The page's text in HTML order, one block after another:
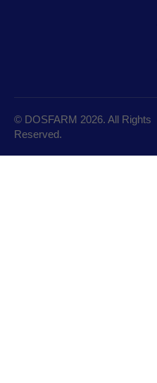
© DOSFARM 2026. All Rights
Reserved.